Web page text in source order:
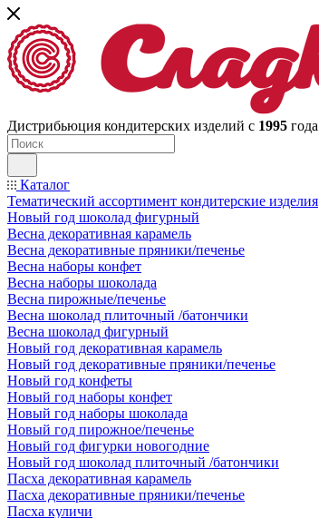
Дистрибьюция кондитерских изделий с 1995 года
Каталог
Тематический ассортимент кондитерские изделия
Новый год шоколад фигурный
Весна декоративная карамель
Весна декоративные пряники/печенье
Весна наборы конфет
Весна наборы шоколада
Весна пирожные/печенье
Весна шоколад плиточный /батончики
Весна шоколад фигурный
Новый год декоративная карамель
Новый год декоративные пряники/печенье
Новый год конфеты
Новый год наборы конфет
Новый год наборы шоколада
Новый год пирожное/печенье
Новый год фигурки новогодние
Новый год шоколад плиточный /батончики
Пасха декоративная карамель
Пасха декоративные пряники/печенье
Пасха куличи